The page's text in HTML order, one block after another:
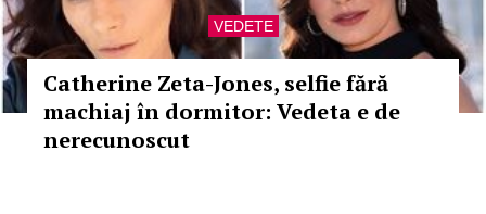
VEDETE
Catherine Zeta-Jones, selfie fără
machiaj în dormitor: Vedeta e de
nerecunoscut